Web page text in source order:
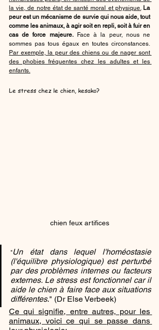
la vie, de notre état de santé moral et physique. La
peur est un mécanisme de survie qui nous aide, tout
comme les animaux, à agir soit en repli, soit à fuir en
cas de force majeure. Face à la peur, nous ne
Par exemple, la peur des chiens ou de nager sont
des phobies fréquentes chez les adultes et les
enfants.
Le stress chez le chien, kesako?
chien feux artifices
"Un état dans lequel l'homéostasie
(l'équilibre physiologique) est perturbé
par des problèmes internes ou facteurs
externes. Le stress est fonctionnel car il
aide le chien à faire face aux situations
différentes." (Dr Else Verbeek)
Ce qui signifie, entre autres, pour les
animaux, voici ce qui se passe dans